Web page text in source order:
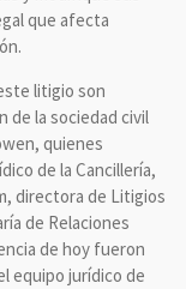
que afecta
litigio son
de la sociedad civil
quienes
de la Cancillería,
directora de Litigios
de Relaciones
de hoy fueron
equipo jurídico de